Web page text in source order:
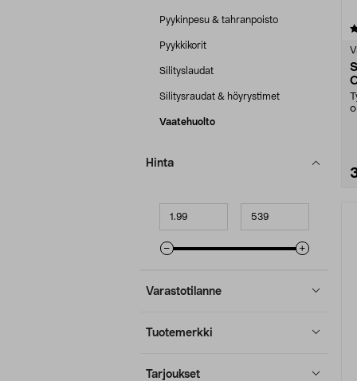
Pyykinpesu & tahranpoisto
Pyykkikorit
Silityslaudat
Silitysraudat & höyrystimet
Vaatehuolto
Hinta
Varastotilanne
Tuotemerkki
Tarjoukset